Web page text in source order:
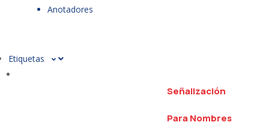
Anotadores
Etiquetas
Señalización
Para Nombres